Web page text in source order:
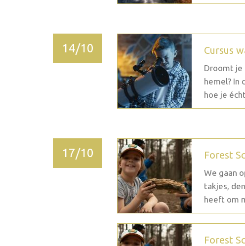
14/10 Cursus
Droomt je
hemel? In
hoe je
17/10 Forest
We gaan
takjes,
heeft om
Forest